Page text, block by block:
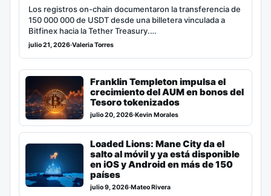
Los registros on-chain documentaron la transferencia de
150 000 000 de USDT desde una billetera vinculada a
Bitfinex hacia la Tether Treasury.…
julio 21, 2026·Valeria Torres
Franklin Templeton impulsa el
crecimiento del AUM en bonos del
Tesoro tokenizados
julio 20, 2026·Kevin Morales
Loaded Lions: Mane City da el
salto al móvil y ya está disponible
en iOS y Android en más de 150
países
julio 9, 2026·Mateo Rivera